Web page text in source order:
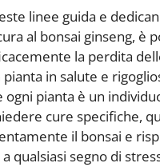
linee guida e
al bonsai ginseng, è
la perdita
in salute e
ogni pianta è un
cure specifiche,
il bonsai e
qualsiasi segno di